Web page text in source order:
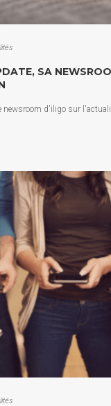
SA
newsroom d'iligo sur